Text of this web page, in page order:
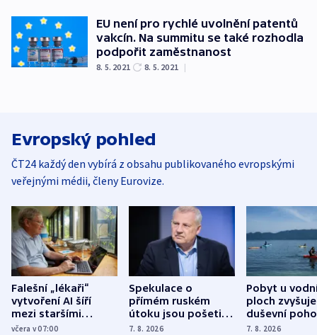
EU není pro rychlé uvolnění patentů
vakcín. Na summitu se také rozhodla
podpořit zaměstnanost
8. 5. 2021 8. 5. 2021 |
Evropský pohled
ČT24 každý den vybírá z obsahu publikovaného evropskými
veřejnými médii, členy Eurovize.
Falešní „lékaři“
vytvoření AI šíří
mezi staršími
Poláky nebezpečné
včera v 07:00
Spekulace o
přímém ruském
útoku jsou pošetilé,
míní estonský
7. 8. 2026
Pobyt u
ploch zvyšuje
duševní
ukázala
7. 8. 2026